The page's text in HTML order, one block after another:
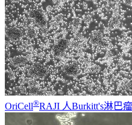
OriCell®RAJI 人Burkitt's淋巴